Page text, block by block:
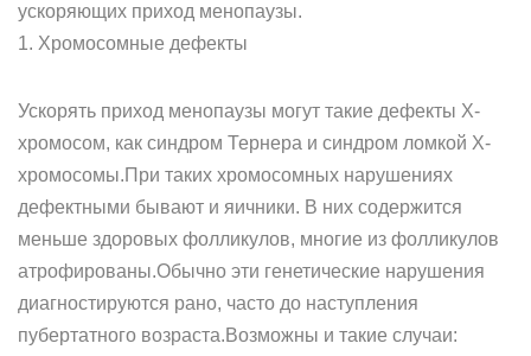
ускоряющих приход менопаузы.
1. Хромосомные дефекты
Ускорять приход менопаузы могут такие дефекты X-
хромосом, как синдром Тернера и синдром ломкой X-
хромосомы.При таких хромосомных нарушениях
дефектными бывают и яичники. В них содержится
меньше здоровых фолликулов, многие из фолликулов
атрофированы.Обычно эти генетические нарушения
диагностируются рано, часто до наступления
пубертатного возраста.Возможны и такие случаи: